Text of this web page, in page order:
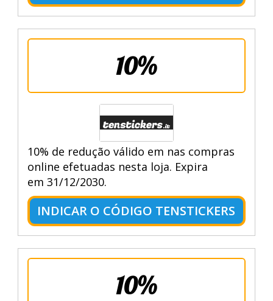
10%
10% de redução válido em nas compras
online efetuadas nesta loja. Expira
em 31/12/2030.
INDICAR O CÓDIGO TENSTICKERS
10%